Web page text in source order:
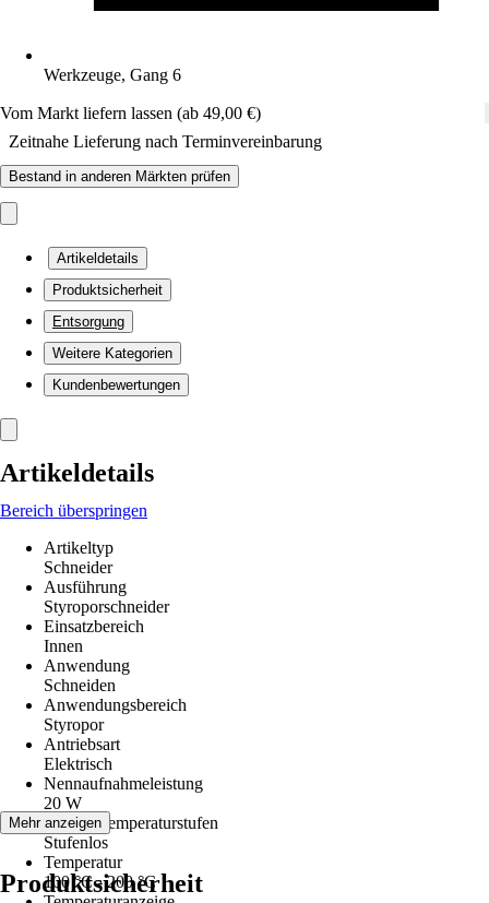
Werkzeuge, Gang 6
Vom Markt liefern lassen (ab 49,00 €)
Zeitnahe Lieferung nach Terminvereinbarung
Bestand in anderen Märkten prüfen
Artikeldetails
Produktsicherheit
Entsorgung
Weitere Kategorien
Kundenbewertungen
Artikeldetails
Bereich überspringen
Artikeltyp
Schneider
Ausführung
Styroporschneider
Einsatzbereich
Innen
Anwendung
Schneiden
Anwendungsbereich
Styropor
Antriebsart
Elektrisch
Nennaufnahmeleistung
20 W
Anzahl Temperaturstufen
Stufenlos
Temperatur
100 °C - 200 °C
Mehr anzeigen
Produktsicherheit